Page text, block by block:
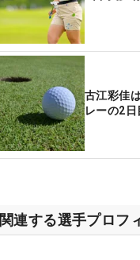
古江彩佳
レーの2日
関連する選手プロフ